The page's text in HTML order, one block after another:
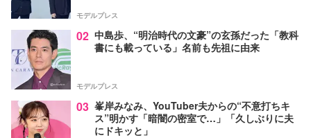
モデルプレス
02 中島歩、“明治時代の文豪”の玄孫だった「教科
書にも載っている」名前も先祖に由来
モデルプレス
03 峯岸みなみ、YouTuber夫からの“不意打ちキ
ス”明かす「暗闇の密室で…」「久しぶりに夫
にドキッと」